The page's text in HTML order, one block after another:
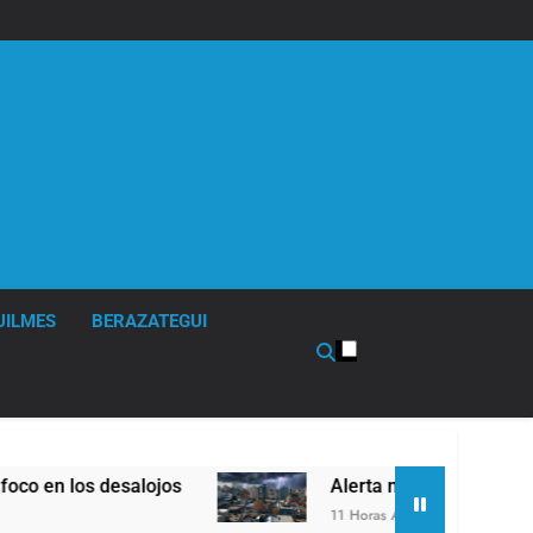
BERAZATEGUI
Alerta naranja en Quilmes por tormentas
11 Horas Atrás